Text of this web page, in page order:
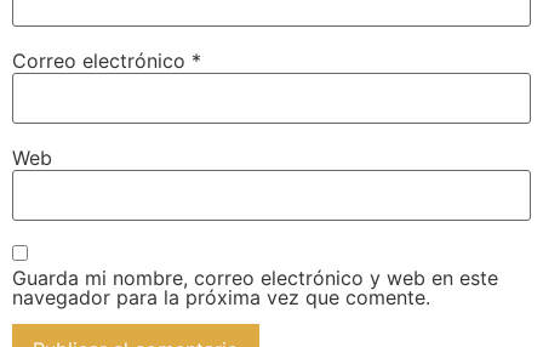
Correo electrónico *
Web
Guarda mi nombre, correo electrónico y web en este
navegador para la próxima vez que comente.